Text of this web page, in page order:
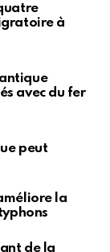
à
avec du fer
peut
la
de la